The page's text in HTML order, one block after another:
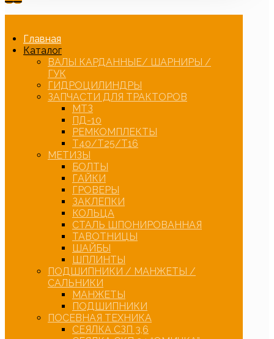
Главная
Каталог
ВАЛЫ КАРДАННЫЕ/ ШАРНИРЫ /
ГУК
ГИДРОЦИЛИНДРЫ
ЗАПЧАСТИ ДЛЯ ТРАКТОРОВ
МТЗ
ПД-10
РЕМКОМПЛЕКТЫ
Т40/Т25/Т16
МЕТИЗЫ
БОЛТЫ
ГАЙКИ
ГРОВЕРЫ
ЗАКЛЕПКИ
КОЛЬЦА
СТАЛЬ ШПОНИРОВАННАЯ
ТАВОТНИЦЫ
ШАЙБЫ
ШПЛИНТЫ
ПОДШИПНИКИ / МАНЖЕТЫ /
САЛЬНИКИ
МАНЖЕТЫ
ПОДШИПНИКИ
ПОСЕВНАЯ ТЕХНИКА
СЕЯЛКА СЗП 3,6